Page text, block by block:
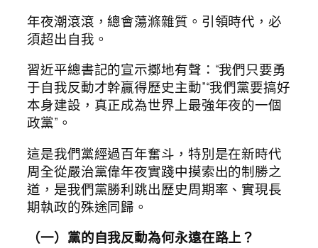
年夜潮滾滾，總會蕩滌雜質。引領時代，必
須超出自我。
習近平總書記的宣示擲地有聲：“我們只要勇
于自我反動才幹贏得歷史主動”“我們黨要搞好
本身建設，真正成為世界上最強年夜的一個
政黨”。
這是我們黨經過百年奮斗，特別是在新時代
周全從嚴治黨偉年夜實踐中摸索出的制勝之
道，是我們黨勝利跳出歷史周期率、實現長
期執政的殊途同歸。
（一）黨的自我反動為何永遠在路上？